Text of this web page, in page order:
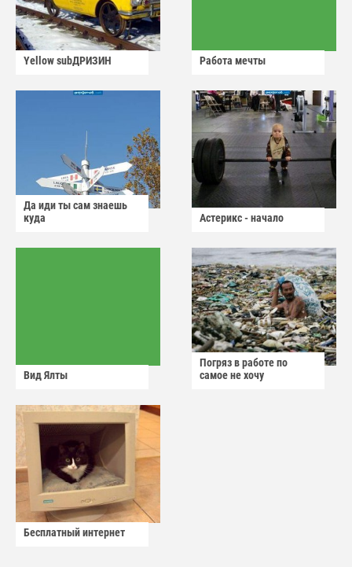
Yellow subДРИЗИН Работа мечты
Да иди ты сам знаешь
куда
Астерикс - начало
Вид Ялты
Погряз в работе по
самое не хочу
Бесплатный интернет